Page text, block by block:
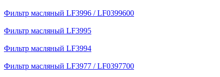
Фильтр масляный LF3996 / LF0399600
Фильтр масляный LF3995
Фильтр масляный LF3994
Фильтр масляный LF3977 / LF0397700